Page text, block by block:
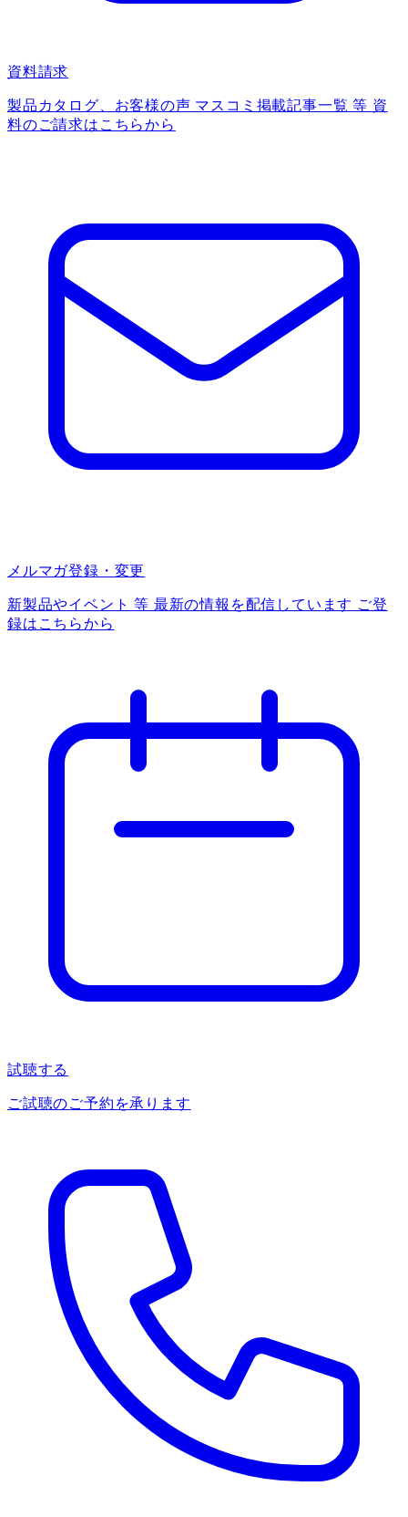
資料請求
製品カタログ、お客様の声 マスコミ掲載記事一覧 等 資
料のご請求はこちらから
メルマガ登録・変更
新製品やイベント 等 最新の情報を配信しています ご登
録はこちらから
試聴する
ご試聴のご予約を承ります